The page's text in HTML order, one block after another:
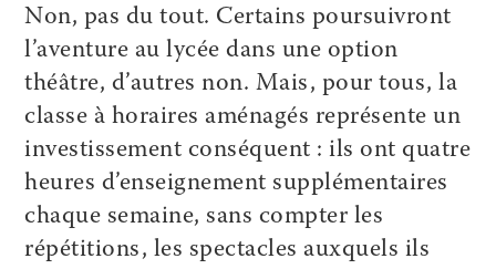
Non, pas du tout. Certains poursuivront
l’aventure au lycée dans une option
théâtre, d’autres non. Mais, pour tous, la
classe à horaires aménagés représente un
investissement conséquent : ils ont quatre
heures d’enseignement supplémentaires
chaque semaine, sans compter les
répétitions, les spectacles auxquels ils